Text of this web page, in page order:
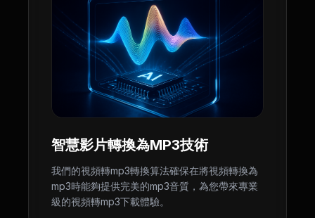
智慧影片轉換為MP3技術
我們的視頻轉mp3轉換算法確保在將視頻轉換為
mp3時能夠提供完美的mp3音質，為您帶來專業
級的視頻轉mp3下載體驗。